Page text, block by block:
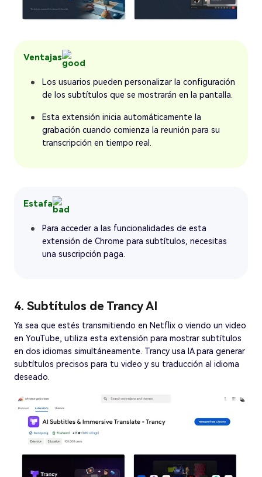
Ventajas
Los usuarios pueden personalizar la configuración
de los subtítulos que se mostrarán en la pantalla.
Esta extensión inicia automáticamente la
grabación cuando comienza la reunión para su
transcripción en tiempo real.
Estafa
Para acceder a las funcionalidades de esta
extensión de Chrome para subtítulos, necesitas
una suscripción paga.
4. Subtítulos de Trancy AI
Ya sea que estés transmitiendo en Netflix o viendo un video
en YouTube, utiliza esta extensión para mostrar subtítulos
en dos idiomas simultáneamente. Trancy usa IA para generar
subtítulos precisos para tu video y su traducción al idioma
deseado.